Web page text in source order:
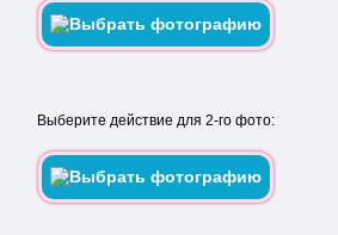
Выберите действие для 2-го фото: